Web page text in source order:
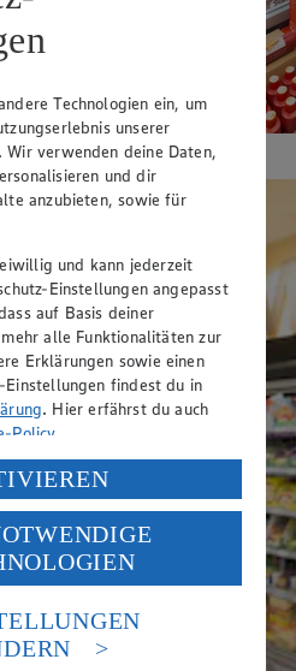
Technologien ein, um
unserer
Wir verwenden deine Daten,
und dir
anzubieten, sowie für
und kann jederzeit
Einstellungen angepasst
auf Basis deiner
alle Funktionalitäten zur
Erklärungen sowie einen
Einstellungen findest du in
. Hier erfährst du auch
Policy.
Daten in den
YouTube:
klickst, willigst du im Sinne
lit. a) DSGVO ein, dass deine
werden. Der EuGH sieht
nach europäischen
Datenschutzniveau an.
Zugriffs durch US-